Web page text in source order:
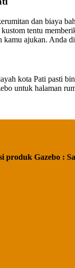
dan biaya
tentu
kamu ajukan.
kota Pati pasti
untuk halaman
Gazebo :